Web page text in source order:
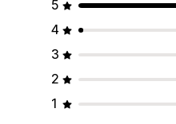
5
4
3
2
1